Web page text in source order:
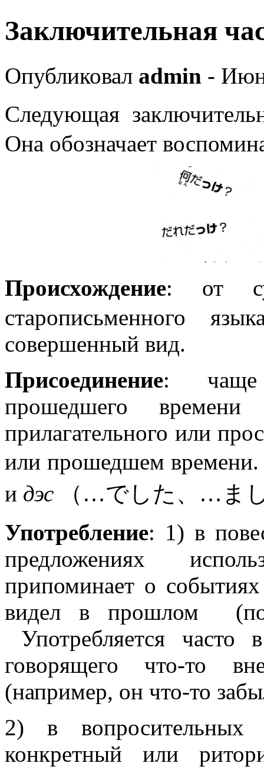
Заключительная
Опубликовал admin -
Следующая
Она обозначает
Происхождение: от
старописьменного
совершенный вид.
Присоединение: чаще
прошедшего времени
прилагательного или
или прошедшем
и дэс （…でした、…ま
Употребление: 1) в
предложениях
припоминает о
видел в прошлом
Употребляется часто
говорящего что-то
(например, он что-то
2) в вопросительных
конкретный или